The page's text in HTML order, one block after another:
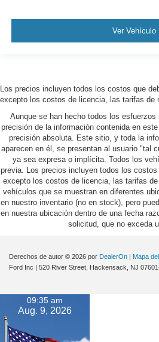
Ver Vehículo
Los precios incluyen todos los costos que
excepto los costos de licencia, las tarifas de
Aunque se han hecho todos los esfuerzos
precisión de la información contenida en
precisión absoluta. Este sitio, y toda la
aparecen en él, se presentan al usuario "tal
ya sea expresa o implícita. Todos los
previa. Los precios incluyen todos los costos
excepto los costos de licencia, las tarifas
vehículos que se muestran en diferentes
en nuestro inventario (no en stock), pero
en nuestra ubicación dentro de una fecha
solicitud, que no exceda
Derechos de autor © 2026 por DealerOn | Mapa
Ford Inc | 520 River Street, Hackensack, NJ
09:35 am
Aug. 9, 2026